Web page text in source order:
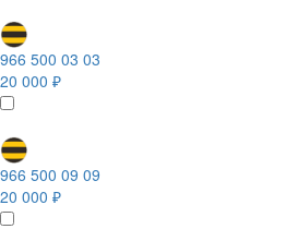
966 500 03 03
20 000 ₽
966 500 09 09
20 000 ₽